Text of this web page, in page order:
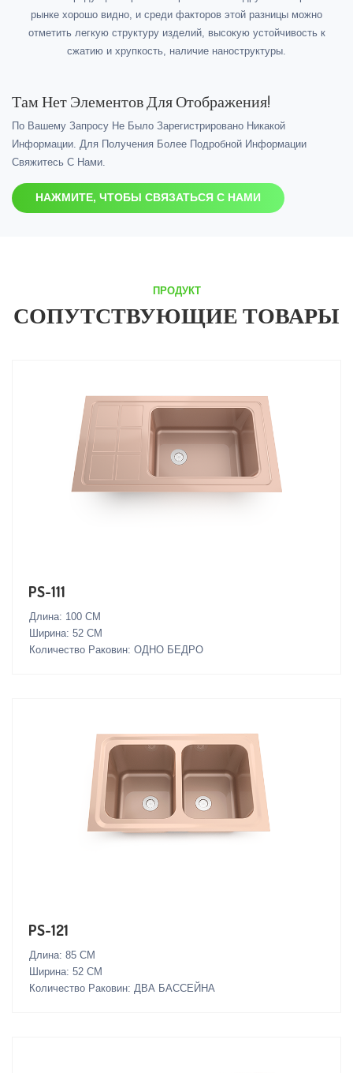
рынке хорошо видно, и среди факторов этой разницы можно
отметить легкую структуру изделий, высокую устойчивость к
сжатию и хрупкость, наличие наноструктуры.
Там Нет Элементов Для Отображения!
По Вашему Запросу Не Было Зарегистрировано Никакой
Информации. Для Получения Более Подробной Информации
Свяжитесь С Нами.
НАЖМИТЕ, ЧТОБЫ СВЯЗАТЬСЯ С НАМИ
ПРОДУКТ
СОПУТСТВУЮЩИЕ ТОВАРЫ
PS-111
Длина: 100 СМ
Ширина: 52 СМ
Количество Раковин: ОДНО БЕДРО
PS-121
Длина: 85 CM
Ширина: 52 СМ
Количество Раковин: ДВА БАССЕЙНА